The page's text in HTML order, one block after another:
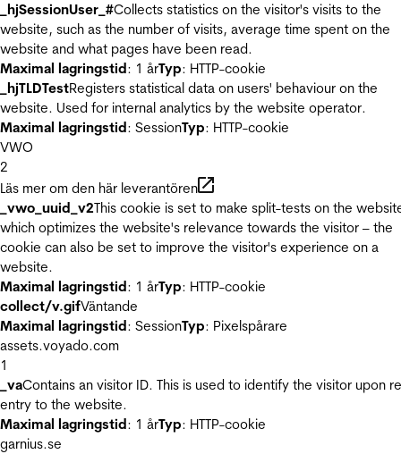
_hjSessionUser_#Collects statistics on the visitor's visits to the
website, such as the number of visits, average time spent on the
website and what pages have been read.
Maximal lagringstid: 1 årTyp: HTTP-cookie
_hjTLDTestRegisters statistical data on users' behaviour on the
website. Used for internal analytics by the website operator.
Maximal lagringstid: SessionTyp: HTTP-cookie
VWO
2
Läs mer om den här leverantören
_vwo_uuid_v2This cookie is set to make split-tests on the
which optimizes the website's relevance towards the visitor – the
cookie can also be set to improve the visitor's experience on a
website.
Maximal lagringstid: 1 årTyp: HTTP-cookie
collect/v.gifVäntande
Maximal lagringstid: SessionTyp: Pixelspårare
assets.voyado.com
1
_vaContains an visitor ID. This is used to identify the visitor upon
entry to the website.
Maximal lagringstid: 1 årTyp: HTTP-cookie
garnius.se